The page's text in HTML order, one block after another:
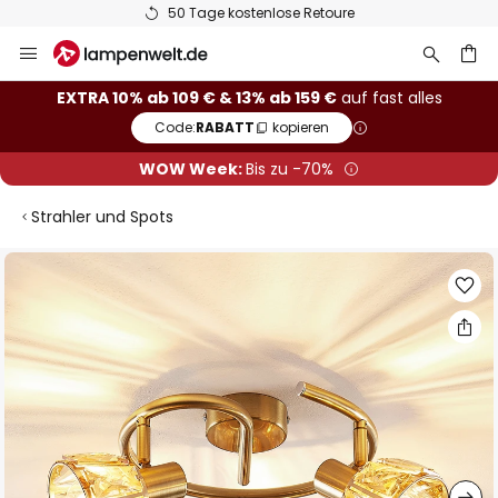
50 Tage kostenlose Retoure
Inhalt
springen
EXTRA 10% ab 109 € & 13% ab 159 €auf fast alles
Code:RABATT kopieren
WOW Week:Bis zu -70%
Strahler und Spots
Zum
der
Bildgalerie
springen